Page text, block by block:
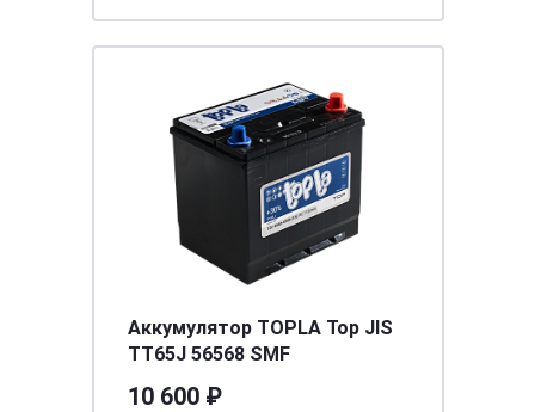
Аккумулятор TOPLA Top JIS
TT65J 56568 SMF
10 600 ₽